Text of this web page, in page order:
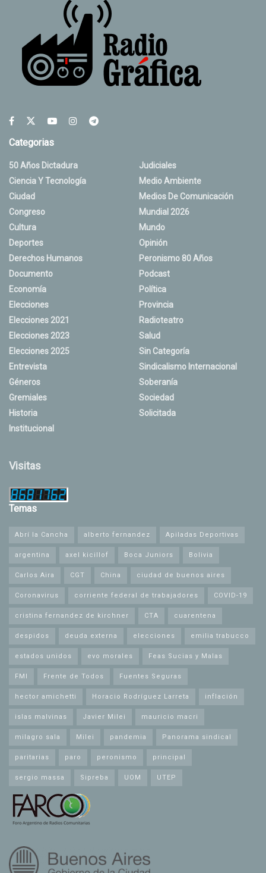
Categorias
50 Años Dictadura
Ciencia Y Tecnología
Ciudad
Congreso
Cultura
Deportes
Derechos Humanos
Documento
Economía
Elecciones
Elecciones 2021
Elecciones 2023
Elecciones 2025
Entrevista
Géneros
Gremiales
Historia
Institucional
Judiciales
Medio Ambiente
Medios De Comunicación
Mundial 2026
Mundo
Opinión
Peronismo 80 Años
Podcast
Política
Provincia
Radioteatro
Salud
Sin Categoría
Sindicalismo Internacional
Soberanía
Sociedad
Solicitada
Visitas
Temas
Abrí la Cancha alberto fernandez Apiladas Deportivas
argentina axel kicillof Boca Juniors Bolivia
Carlos Aira CGT China ciudad de buenos aires
Coronavirus corriente federal de trabajadores COVID-19
cristina fernandez de kirchner CTA cuarentena
despidos deuda externa elecciones emilia trabucco
estados unidos evo morales Feas Sucias y Malas
FMI Frente de Todos Fuentes Seguras
hector amichetti Horacio Rodríguez Larreta inflación
islas malvinas Javier Milei mauricio macri
milagro sala Milei pandemia Panorama sindical
paritarias paro peronismo principal
sergio massa Sipreba UOM UTEP